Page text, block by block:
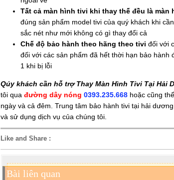
Tất cả màn hình tivi khi thay thế đều là màn
đúng sản phẩm model tivi của quý khách khi
sắc nét như mới không có gì thay đổi cả
Chế độ bảo hành theo hãng theo tivi đối với
đối với các sản phẩm đã hết thời hạn bảo hành
1 khi bị lỗi
Qúy khách cần hỗ trợ Thay Màn Hình Tivi Tại Hải
tôi qua đường dây nóng 0393.235.668 hoặc cũng
ngày và cả đêm. Trung tâm bảo hành tivi tại hải
và sử dụng dịch vụ của chúng tôi.
Like and Share :
Bài liên quan